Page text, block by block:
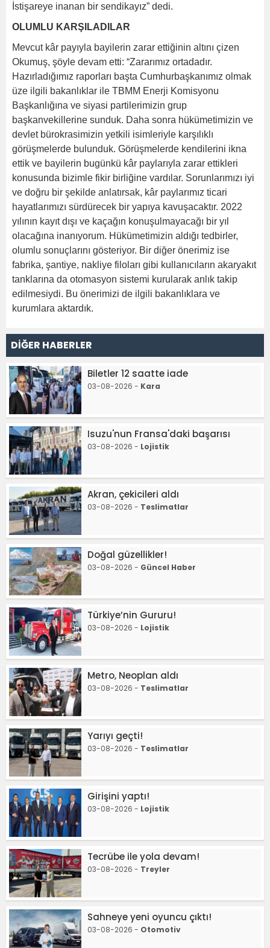
İstişareye inanan bir sendikayız” dedi.
OLUMLU KARŞILADILAR
Mevcut kâr payıyla bayilerin zarar ettiğinin altını çizen
Okumuş, şöyle devam etti: “Zararımız ortadadır.
Hazırladığımız raporları başta Cumhurbaşkanımız olmak
üze ilgili bakanlıklar ile TBMM Enerji Komisyonu
Başkanlığına ve siyasi partilerimizin grup
başkanvekillerine sunduk. Daha sonra hükümetimizin ve
devlet bürokrasimizin yetkili isimleriyle karşılıklı
görüşmelerde bulunduk. Görüşmelerde kendilerini ikna
ettik ve bayilerin bugünkü kâr paylarıyla zarar ettikleri
konusunda bizimle fikir birliğine vardılar. Sorunlarımızı iyi
ve doğru bir şekilde anlatırsak, kâr paylarımız ticari
hayatlarımızı sürdürecek bir yapıya kavuşacaktır. 2022
yılının kayıt dışı ve kaçağın konuşulmayacağı bir yıl
olacağına inanıyorum. Hükümetimizin aldığı tedbirler,
olumlu sonuçlarını gösteriyor. Bir diğer önerimiz ise
fabrika, şantiye, nakliye filoları gibi kullanıcıların akaryakıt
tanklarına da otomasyon sistemi kurularak anlık takip
edilmesiydi. Bu önerimizi de ilgili bakanlıklara ve
kurumlara aktardık.
DİĞER HABERLER
Biletler 12 saatte iade
03-08-2026 - Kara
Isuzu'nun Fransa'daki başarısı
03-08-2026 - Lojistik
Akran, çekicileri aldı
03-08-2026 - Teslimatlar
Doğal güzellikler!
03-08-2026 - Güncel Haber
Türkiye’nin Gururu!
03-08-2026 - Lojistik
Metro, Neoplan aldı
03-08-2026 - Teslimatlar
Yarıyı geçti!
03-08-2026 - Teslimatlar
Girişini yaptı!
03-08-2026 - Lojistik
Tecrübe ile yola devam!
03-08-2026 - Treyler
Sahneye yeni oyuncu çıktı!
03-08-2026 - Otomotiv